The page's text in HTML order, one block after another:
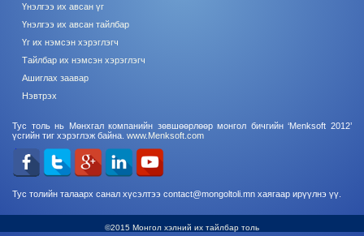
Үнэлгээ их авсан үг
Үнэлгээ их авсан тайлбар
Үг их нэмсэн хэрэглэгч
Тайлбар их нэмсэн хэрэглэгч
Ашиглах заавар
Нэвтрэх
Тус толь нь Мөнхгал компанийн зөвшөөрлөөр монгол бичгийн ‘Menksoft 2012’
үсгийн тиг хэрэглэж байна. www.Menksoft.com
Тус толийн талаарх санал хүсэлтээ contact@mongoltoli.mn хаягаар ирүүлнэ үү.
©2015 Монгол хэлний их тайлбар толь